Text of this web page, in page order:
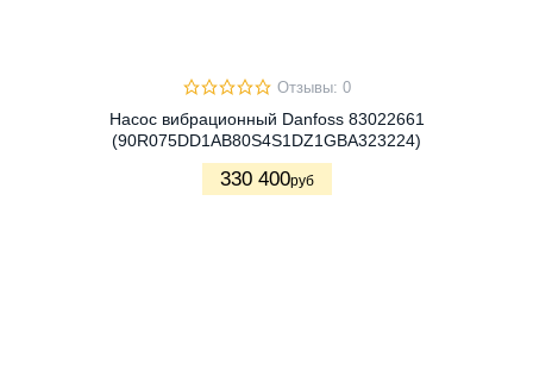
Отзывы: 0
Насос вибрационный Danfoss 83022661
(90R075DD1AB80S4S1DZ1GBA323224)
330 400руб